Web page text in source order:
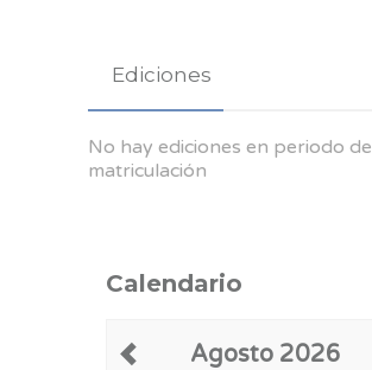
Ediciones
No hay ediciones en periodo de
matriculación
Calendario
Agosto 2026